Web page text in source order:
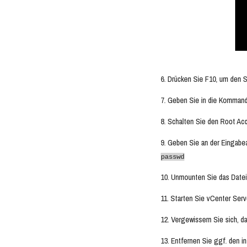
6. Drücken Sie F10, um
7. Geben Sie in die
8. Schalten Sie den Root
9. Geben Sie an der
passwd
10. Unmounten Sie das
11. Starten Sie vCenter
12. Vergewissern Sie sich,
13. Entfernen Sie ggf. den